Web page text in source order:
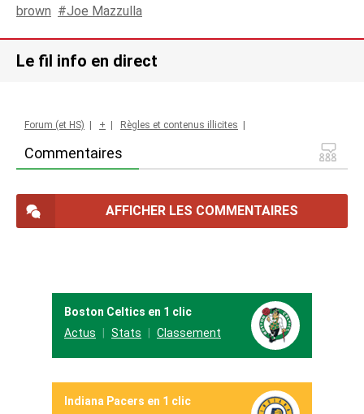
brown Joe Mazzulla
Le fil info en direct
Commentaires
Forum (et HS) + Règles et contenus illicites
AFFICHER LES COMMENTAIRES
Boston Celtics en 1 clic
Actus
Stats Classement
Indiana Pacers en 1 clic